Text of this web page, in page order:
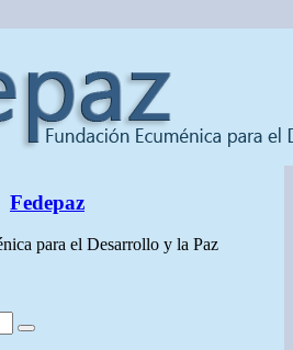
Fedepaz
para el Desarrollo y la Paz